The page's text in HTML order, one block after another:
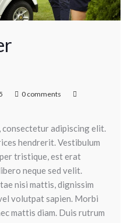
0 comments
consectetur adipiscing elit.
hendrerit. Vestibulum
tristique, est erat
neque sed velit.
nisi mattis, dignissim
volutpat sapien. Morbi
mattis diam. Duis rutrum